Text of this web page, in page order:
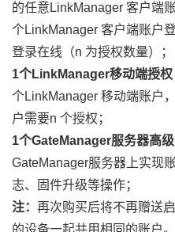
的任意LinkManager 客户端
个LinkManager 客户端账户
登录在线（n 为授权数量）；
1个LinkManager移动端授权
个LinkManager 移动端账户
户需要n 个授权；
1个GateManager服务器高级
GateManager服务器上实现
志、固件升级等操作；
注： 再次购买后将不再赠送